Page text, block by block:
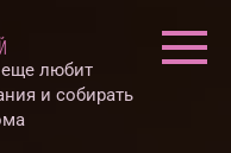
еще любит
и собирать